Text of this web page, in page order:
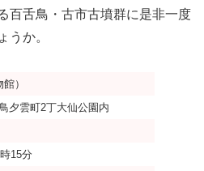
百舌鳥・古市古墳群に是非一度
うか。
）
夕雲町2丁大仙公園内
15分